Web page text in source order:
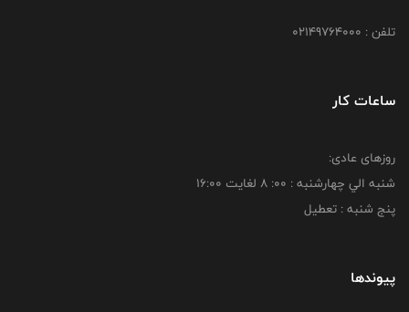
تلفن : 02149764000
ساعات کار
روزهای عادی:
شنبه الي چهارشنبه : 00: 8 لغايت 16:00
پنج شنبه : تعطیل
پیوندها